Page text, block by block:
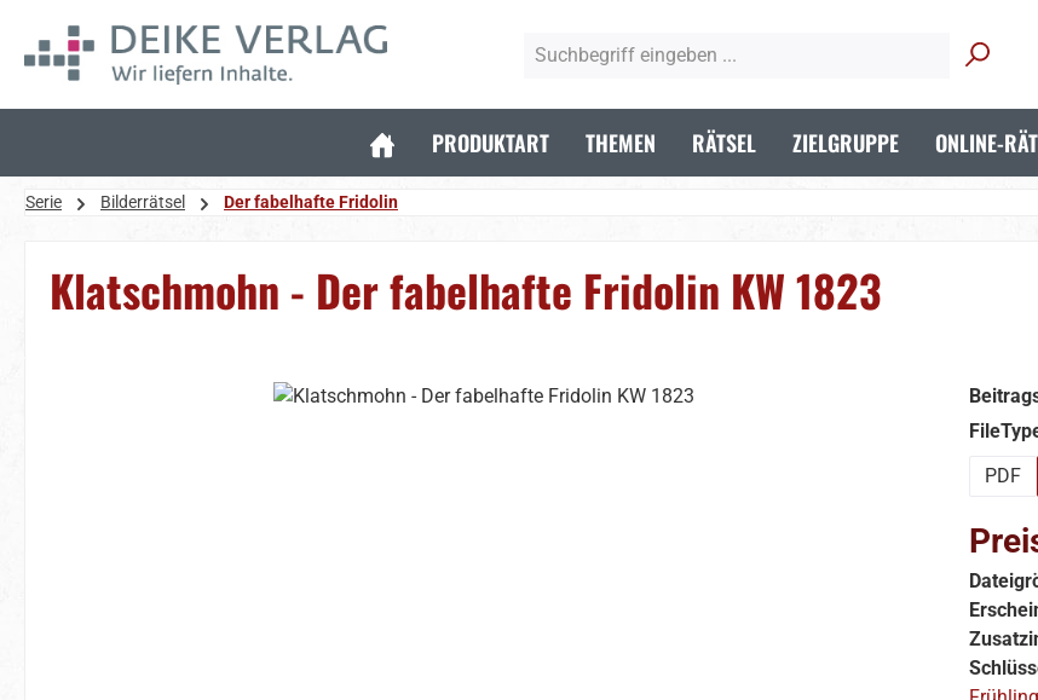
Hauptinhalt springen
Zur Suche springen
Zur Hauptnavigation springen
PRODUKTART THEMEN RÄTSEL ZIELGRUPPE ONLINE-
Serie Bilderrätsel Der fabelhafte Fridolin
Klatschmohn - Der fabelhafte Fridolin KW 1823
PDF